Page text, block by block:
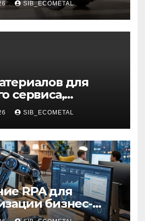
SIB_ECOMETAL
для
сервиса,
ресниц и
SIB_ECOMETAL
RPA для
бизнес-